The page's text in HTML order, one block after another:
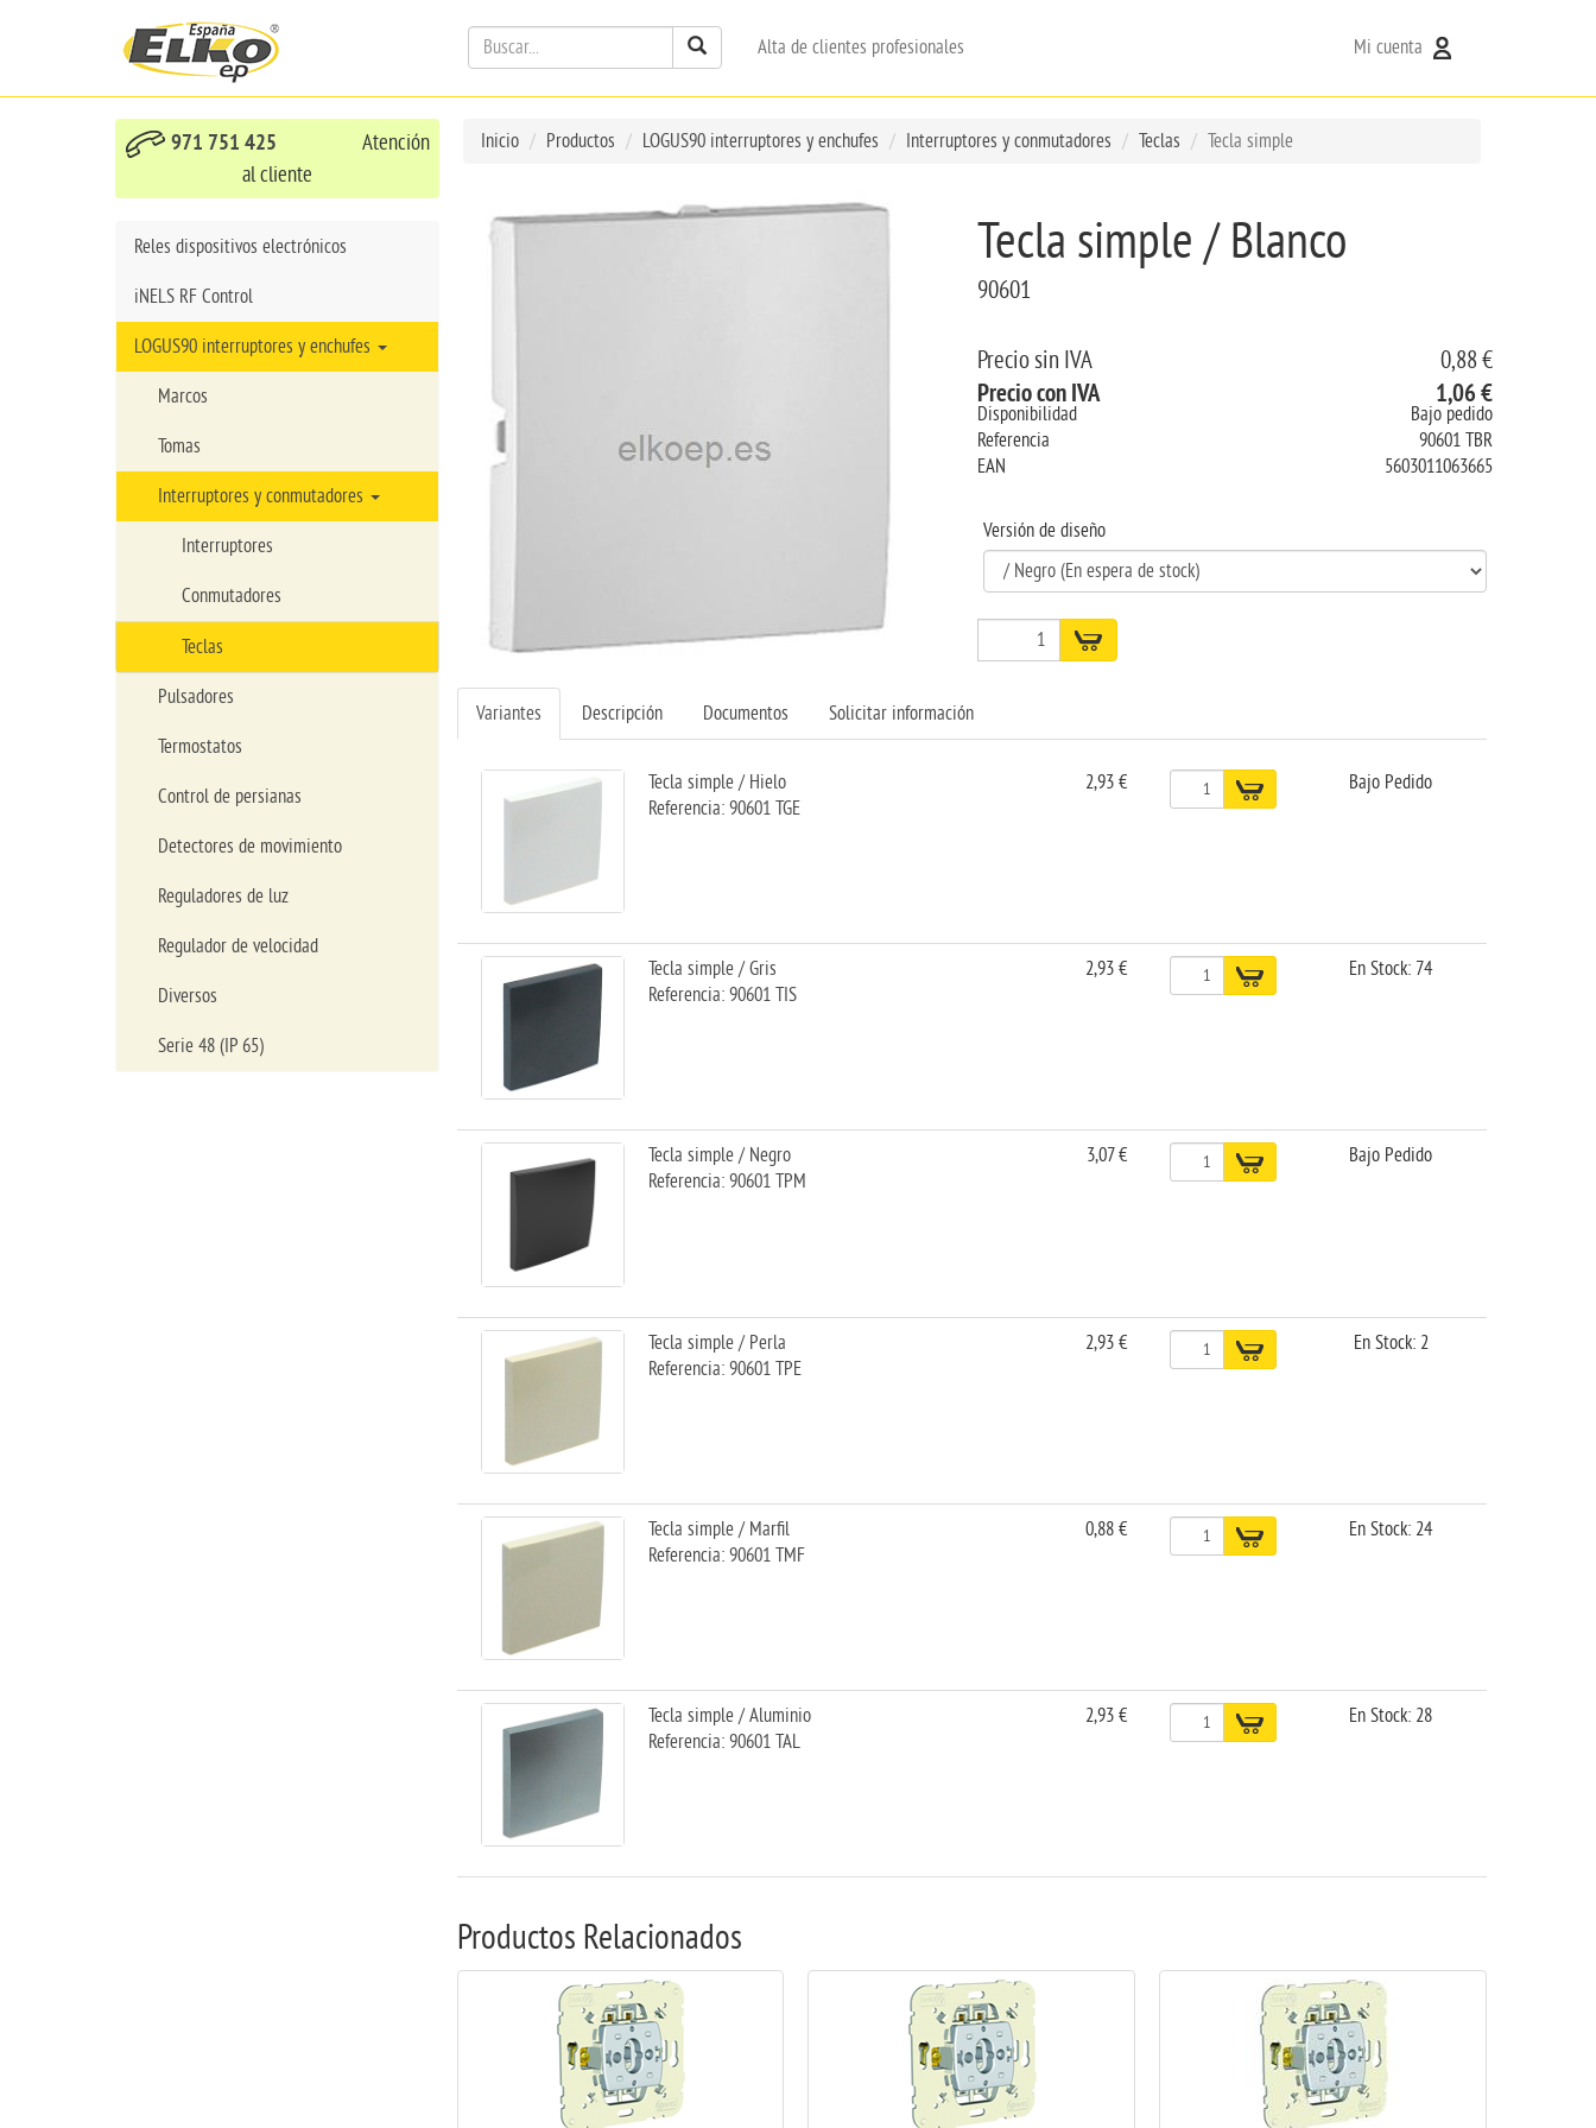
Mi cuenta
Alta de clientes profesionales
971 751 425 Atención
al cliente
Reles dispositivos electrónicos
iNELS RF Control
LOGUS90 interruptores y enchufes
Marcos
Tomas
Interruptores y conmutadores
Interruptores
Conmutadores
Teclas
Pulsadores
Termostatos
Control de persianas
Detectores de movimiento
Reguladores de luz
Regulador de velocidad
Diversos
Serie 48 (IP 65)
Inicio Productos LOGUS90 interruptores y enchufes Interruptores y conmutadores Teclas Tecla simple
Tecla simple / Blanco
90601
Precio sin IVA 0,88 €
Precio con IVA 1,06 €
Disponibilidad
Bajo pedido
Referencia
90601 TBR
EAN
5603011063665
Versión de diseño
Variantes Descripción Documentos Solicitar información
Tecla simple / Hielo
Referencia: 90601 TGE
2,93 € Bajo Pedido
Tecla simple / Gris
Referencia: 90601 TIS
2,93 € En Stock: 74
Tecla simple / Negro
Referencia: 90601 TPM
3,07 € Bajo Pedido
Tecla simple / Perla
Referencia: 90601 TPE
2,93 € En Stock: 2
Tecla simple / Marfil
Referencia: 90601 TMF
0,88 € En Stock: 24
Tecla simple / Aluminio
Referencia: 90601 TAL
2,93 € En Stock: 28
Productos Relacionados